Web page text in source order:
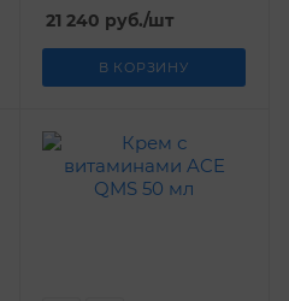
21 240 руб./шт
В КОРЗИНУ